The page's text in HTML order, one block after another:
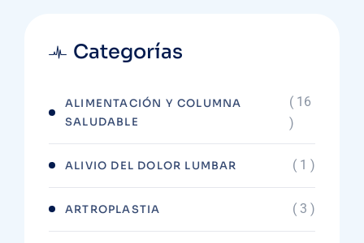
Categorías
ALIMENTACIÓN Y COLUMNA
SALUDABLE
( 16
)
ALIVIO DEL DOLOR LUMBAR ( 1 )
ARTROPLASTIA ( 3 )